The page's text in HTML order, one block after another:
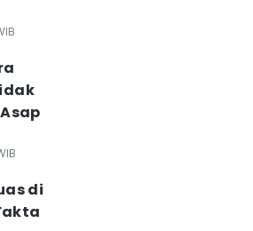
Jam Hilang di
Ditemukan
2026, 14:46 WIB
di